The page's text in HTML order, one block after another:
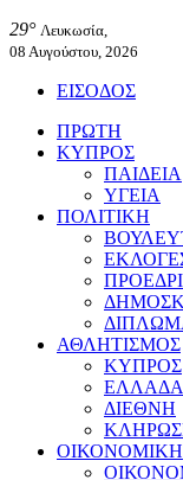
29° Λευκωσία,
08 Αυγούστου, 2026
ΕΙΣΟΔΟΣ
ΠΡΩΤΗ
ΚΥΠΡΟΣ
ΠΑΙΔΕΙΑ
ΥΓΕΙΑ
ΠΟΛΙΤΙΚΗ
ΑΘΛΗΤΙΣΜΟΣ
ΚΥΠΡΟΣ
ΕΛΛΑΔΑ
ΔΙΕΘΝΗ
ΟΙΚΟΝΟΜΙΚΗ